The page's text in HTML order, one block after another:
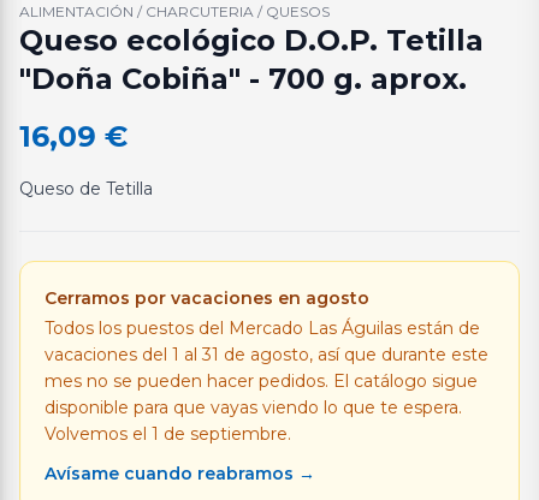
ALIMENTACIÓN / CHARCUTERIA / QUESOS
Queso ecológico D.O.P. Tetilla
"Doña Cobiña" - 700 g. aprox.
16,09 €
Queso de Tetilla
Cerramos por vacaciones en agosto
Todos los puestos del Mercado Las Águilas están de
vacaciones del 1 al 31 de agosto, así que durante este
mes no se pueden hacer pedidos. El catálogo sigue
disponible para que vayas viendo lo que te espera.
Volvemos el 1 de septiembre.
Avísame cuando reabramos →